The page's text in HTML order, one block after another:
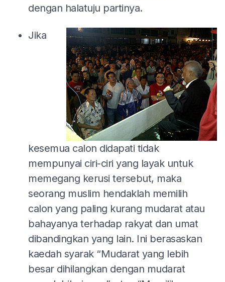
dengan halatuju partinya.
Jika
kesemua calon didapati tidak
mempunyai ciri-ciri yang layak untuk
memegang kerusi tersebut, maka
seorang muslim hendaklah memilih
calon yang paling kurang mudarat atau
bahayanya terhadap rakyat dan umat
dibandingkan yang lain. Ini berasaskan
kaedah syarak “Mudarat yang lebih
besar dihilangkan dengan mudarat